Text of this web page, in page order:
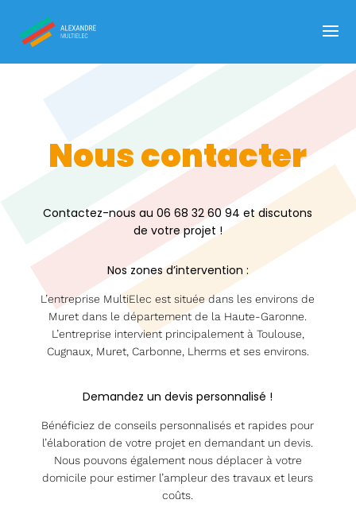
Nous contacter
Contactez-nous au 06 68 32 60 94 et discutons
de votre projet !
Nos zones d’intervention :
L’entreprise MultiElec est située dans les environs de
Muret dans le département de la Haute-Garonne.
L’entreprise intervient principalement à Toulouse,
Cugnaux, Muret, Carbonne, Lherms et ses environs.
Demandez un devis personnalisé !
Bénéficiez de conseils personnalisés et rapides pour
l’élaboration de votre projet en demandant un devis.
Nous pouvons également nous déplacer à votre
domicile pour estimer l’ampleur des travaux et leurs
coûts.